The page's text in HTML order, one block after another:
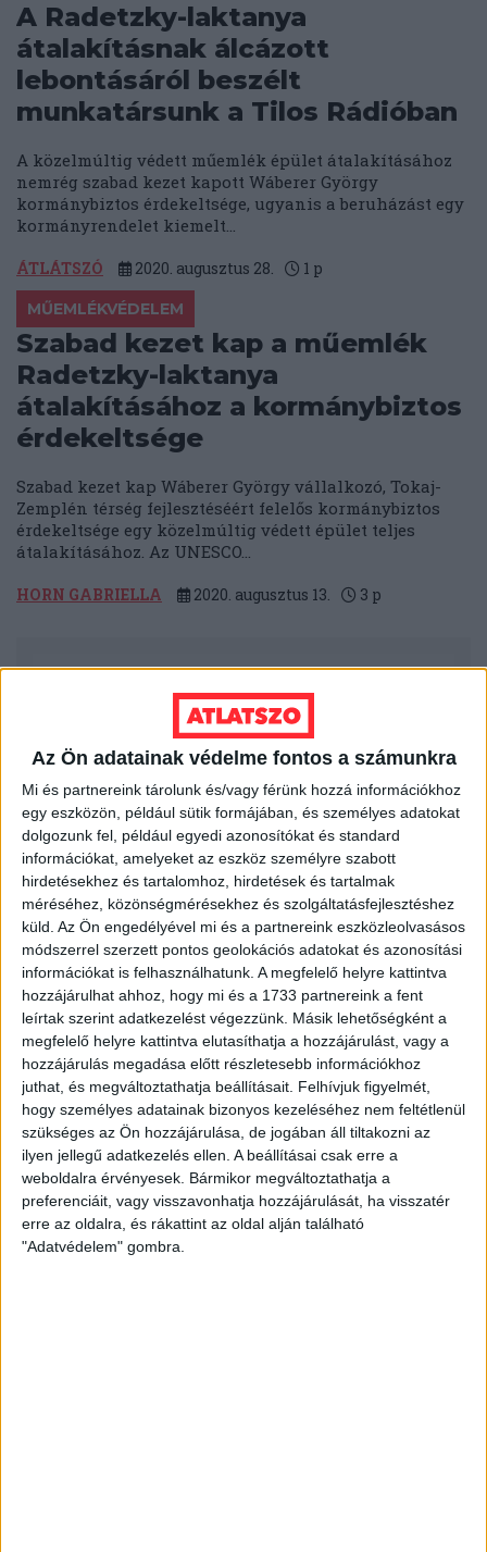
Az Ön adatainak védelme fontos a számunkra
Mi és partnereink tárolunk és/vagy férünk hozzá információkhoz
egy eszközön, például sütik formájában, és személyes adatokat
dolgozunk fel, például egyedi azonosítókat és standard
információkat, amelyeket az eszköz személyre szabott
hirdetésekhez és tartalomhoz, hirdetések és tartalmak
méréséhez, közönségmérésekhez és szolgáltatásfejlesztéshez
küld. Az Ön engedélyével mi és a partnereink eszközleolvasásos
módszerrel szerzett pontos geolokációs adatokat és azonosítási
információkat is felhasználhatunk. A megfelelő helyre kattintva
hozzájárulhat ahhoz, hogy mi és a 1733 partnereink a fent
leírtak szerint adatkezelést végezzünk. Másik lehetőségként a
megfelelő helyre kattintva elutasíthatja a hozzájárulást, vagy a
hozzájárulás megadása előtt részletesebb információkhoz
juthat, és megváltoztathatja beállításait. Felhívjuk figyelmét,
hogy személyes adatainak bizonyos kezeléséhez nem feltétlenül
szükséges az Ön hozzájárulása, de jogában áll tiltakozni az
ilyen jellegű adatkezelés ellen. A beállításai csak erre a
weboldalra érvényesek. Bármikor megváltoztathatja a
preferenciáit, vagy visszavonhatja hozzájárulását, ha visszatér
erre az oldalra, és rákattint az oldal alján található
"Adatvédelem" gombra.
A Radetzky-laktanya
átalakításnak álcázott
lebontásáról beszélt
munkatársunk a Tilos Rádióban
A közelmúltig védett műemlék épület átalakításához
nemrég szabad kezet kapott Wáberer György
kormánybiztos érdekeltsége, ugyanis a beruházást egy
kormányrendelet kiemelt...
ÁTLÁTSZÓ 2020. augusztus 28. 1 p
MŰEMLÉKVÉDELEM
Szabad kezet kap a műemlék
Radetzky-laktanya
átalakításához a kormánybiztos
érdekeltsége
Szabad kezet kap Wáberer György vállalkozó, Tokaj-
Zemplén térség fejlesztéséért felelős kormánybiztos
érdekeltsége egy közelmúltig védett épület teljes
átalakításához. Az UNESCO...
HORN GABRIELLA 2020. augusztus 13. 3 p
LEGFRISSEBB
2026. augusztus 6.
Mészárosék V-Híd Kft.-je behúzta az
első, 300 milliós tenderét a választások
óta
2026. augusztus 6.
Mi maradt mára a független sajtóból? –
podcast Mong Attilával az Átlátszó 15.
szülinapja alkalmából
2026. augusztus 5.